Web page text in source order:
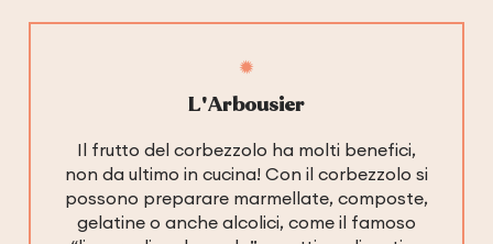
L'Arbousier
Il frutto del corbezzolo ha molti benefici,
non da ultimo in cucina! Con il corbezzolo si
possono preparare marmellate, composte,
gelatine o anche alcolici, come il famoso